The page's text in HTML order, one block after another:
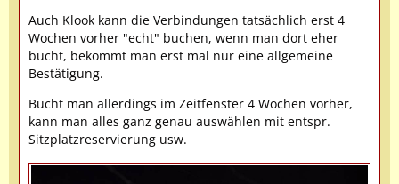
Auch Klook kann die Verbindungen tatsächlich erst 4
Wochen vorher "echt" buchen, wenn man dort eher
bucht, bekommt man erst mal nur eine allgemeine
Bestätigung.
Bucht man allerdings im Zeitfenster 4 Wochen vorher,
kann man alles ganz genau auswählen mit entspr.
Sitzplatzreservierung usw.